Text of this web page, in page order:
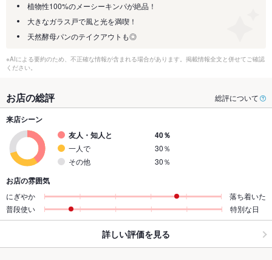
植物性100%のメーシーキンパが絶品！
大きなガラス戸で風と光を満喫！
天然酵母パンのテイクアウトも◎
※AIによる要約のため、不正確な情報が含まれる場合があります。掲載情報全文と併せてご確認
ください。
お店の総評 総評について
来店シーン
友人・知人と
40％
一人で
30％
その他
30％
お店の雰囲気
にぎやか
落ち着いた
普段使い
特別な日
詳しい評価を見る